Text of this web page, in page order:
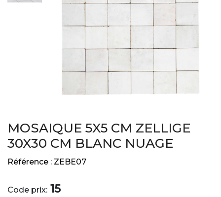
MOSAIQUE 5X5 CM ZELLIGE
30X30 CM BLANC NUAGE
Référence : ZEBE07
Code prix: 15